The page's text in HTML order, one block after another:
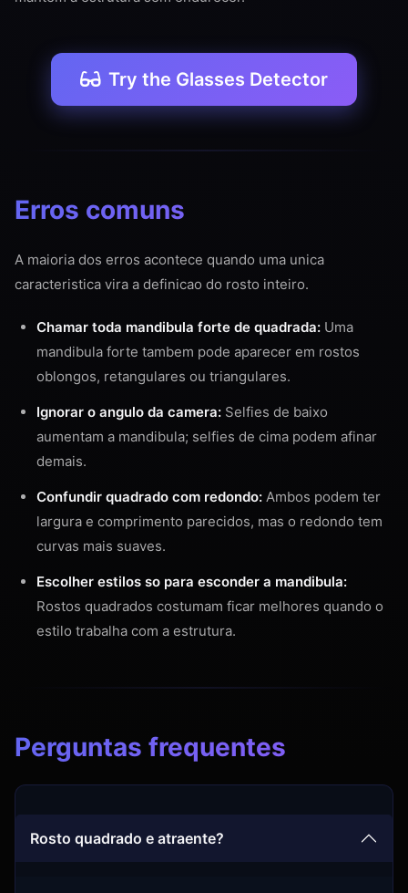
Try the Glasses Detector
Erros comuns
A maioria dos erros acontece quando uma unica
caracteristica vira a definicao do rosto inteiro.
Chamar toda mandibula forte de quadrada: Uma
mandibula forte tambem pode aparecer em rostos
oblongos, retangulares ou triangulares.
Ignorar o angulo da camera: Selfies de baixo
aumentam a mandibula; selfies de cima podem afinar
demais.
Confundir quadrado com redondo: Ambos podem ter
largura e comprimento parecidos, mas o redondo tem
curvas mais suaves.
Escolher estilos so para esconder a mandibula:
Rostos quadrados costumam ficar melhores quando o
estilo trabalha com a estrutura.
Perguntas frequentes
Rosto quadrado e atraente?